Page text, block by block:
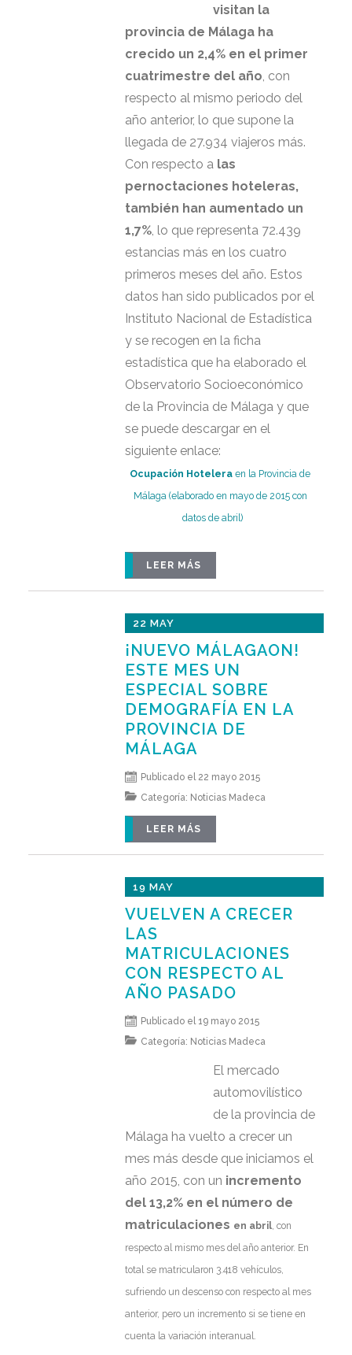
visitan la
provincia de Málaga ha
crecido un 2,4% en el primer
cuatrimestre del año, con
respecto al mismo periodo del
año anterior, lo que supone la
llegada de 27.934 viajeros más.
Con respecto a las
pernoctaciones hoteleras,
también han aumentado un
1,7%, lo que representa 72.439
estancias más en los cuatro
primeros meses del año. Estos
datos han sido publicados por el
Instituto Nacional de Estadística
y se recogen en la ficha
estadística que ha elaborado el
Observatorio Socioeconómico
de la Provincia de Málaga y que
se puede descargar en el
siguiente enlace:
Ocupación Hotelera en la Provincia de
Málaga (elaborado en mayo de 2015 con
datos de abril)
LEER MÁS
22 MAY
¡NUEVO MÁLAGAON!
ESTE MES UN
ESPECIAL SOBRE
DEMOGRAFÍA EN LA
PROVINCIA DE
MÁLAGA
Publicado el 22 mayo 2015
Categoría: Noticias Madeca
LEER MÁS
19 MAY
VUELVEN A CRECER
LAS
MATRICULACIONES
CON RESPECTO AL
AÑO PASADO
Publicado el 19 mayo 2015
Categoría: Noticias Madeca
El mercado
automovilístico
de la provincia de
Málaga ha vuelto a crecer un
mes más desde que iniciamos el
año 2015, con un incremento
del 13,2% en el número de
matriculaciones en abril, con
respecto al mismo mes del año anterior. En
total se matricularon 3.418 vehículos,
sufriendo un descenso con respecto al mes
anterior, pero un incremento si se tiene en
cuenta la variación interanual.